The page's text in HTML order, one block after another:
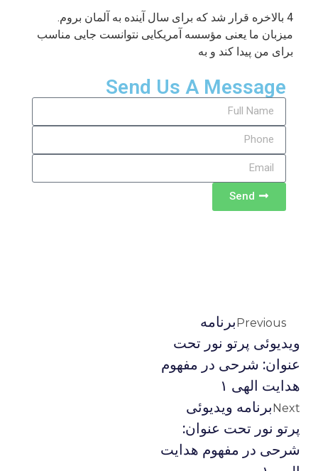
4 بالاخره قرار شد که برای سال آینده به آلمان بروم.
میزبان ما یعنی مؤسسه آمریکایی نتوانست جایی مناسب
برای من پیدا کند و به
Send Us A Message
Send
Previousبرنامه
ویدیوئى پرتو نور تحت
عنوان: شرحی در مفهوم
هدایت الهی ۱
Nextبرنامه ویدیوئى
پرتو نور تحت عنوان:
شرحی در مفهوم هدایت